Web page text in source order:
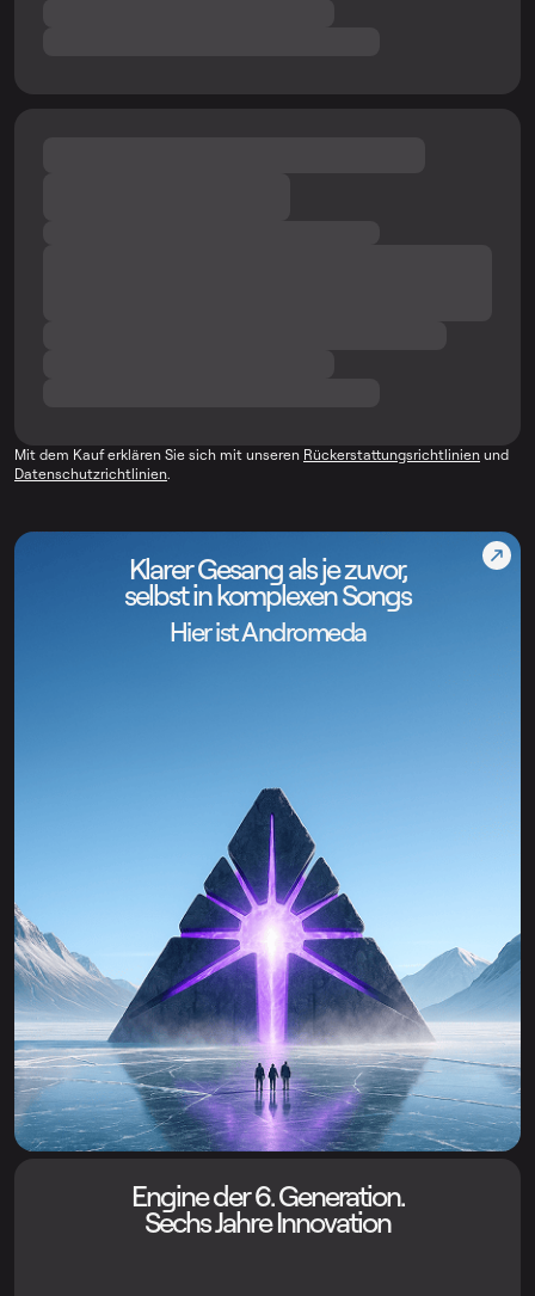
Mit dem Kauf erklären Sie sich mit unseren Rückerstattungsrichtlinien und
Datenschutzrichtlinien.
Klarer Gesang als je zuvor,
selbst in komplexen Songs
Hier ist Andromeda
Engine der 6. Generation.
Sechs Jahre Innovation